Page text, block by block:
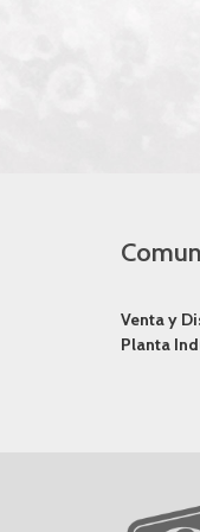
Venta y
Planta